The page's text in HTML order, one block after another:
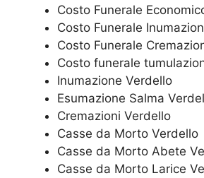
Costo Funerale
Costo Funerale
Costo Funerale
Costo funerale
Inumazione Verdello
Esumazione Salma
Cremazioni Verdello
Casse da Morto Verdello
Casse da Morto Abete
Casse da Morto Larice